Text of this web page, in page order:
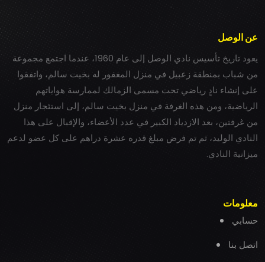
عن الوصل
يعود تاريخ تأسيس نادي الوصل إلى عام 1960، عندما اجتمع مجموعة
من شباب بمنطقة زعبيل في منزل المغفور له بخيت سالم، واتفقوا
على إنشاء نادٍ رياضي تحت مسمى الزمالك لممارسة هواياتهم
الرياضية، ومن هذه الغرفة في منزل بخيت سالم، إلى استئجار منزل
من غرفتين، بعد الازدياد الكبير في عدد الأعضاء، والإقبال على هذا
النادي الوليد، ثم تم فرض مبلغ قدره عشرة دراهم على كل عضو لدعم
ميزانية النادي.
معلومات
حسابي
اتصل بنا